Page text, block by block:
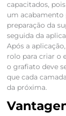
capacitados,
um acabamento
preparação da
seguida da
Após a
rolo para criar o
o grafiato deve
que cada
da próxima.